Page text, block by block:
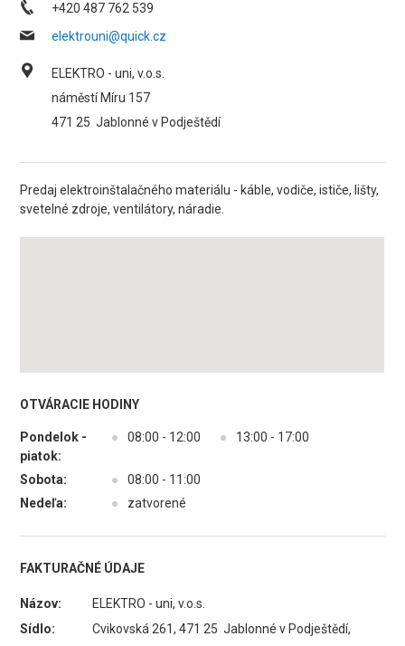
+420 487 762 539
elektrouni@quick.cz
ELEKTRO - uni, v.o.s.
náměstí Míru 157
471 25 Jablonné v Podještědí
Predaj elektroinštalačného materiálu - káble, vodiče, ističe, lišty,
svetelné zdroje, ventilátory, náradie.
OTVÁRACIE HODINY
Pondelok -
piatok:
● 08:00 - 12:00 ● 13:00 - 17:00
Sobota: ●
08:00 - 11:00
Nedeľa:
● zatvorené
FAKTURAČNÉ ÚDAJE
Názov:
ELEKTRO - uni, v.o.s.
Sídlo:
Cvikovská 261, 471 25 Jablonné v Podještědí,